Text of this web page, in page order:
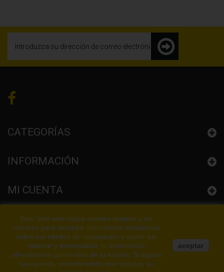
CATEGORÍAS
INFORMACIÓN
MI CUENTA
CONFIGURACIÓN LA TIENDA
Este Sitio web utiliza cookies propias y de
terceros para recopilar información estadística
sobre tus hábitos de navegación y poder así
mejorar y personalizar tu experiencia
ofreciéndote contenidos de tu interés. Si sigues
navegando, consideramos que aceptas su
aceptar